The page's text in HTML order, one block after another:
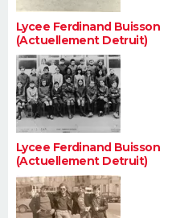
Lycee Ferdinand Buisson
(Actuellement Detruit)
Lycee Ferdinand Buisson
(Actuellement Detruit)